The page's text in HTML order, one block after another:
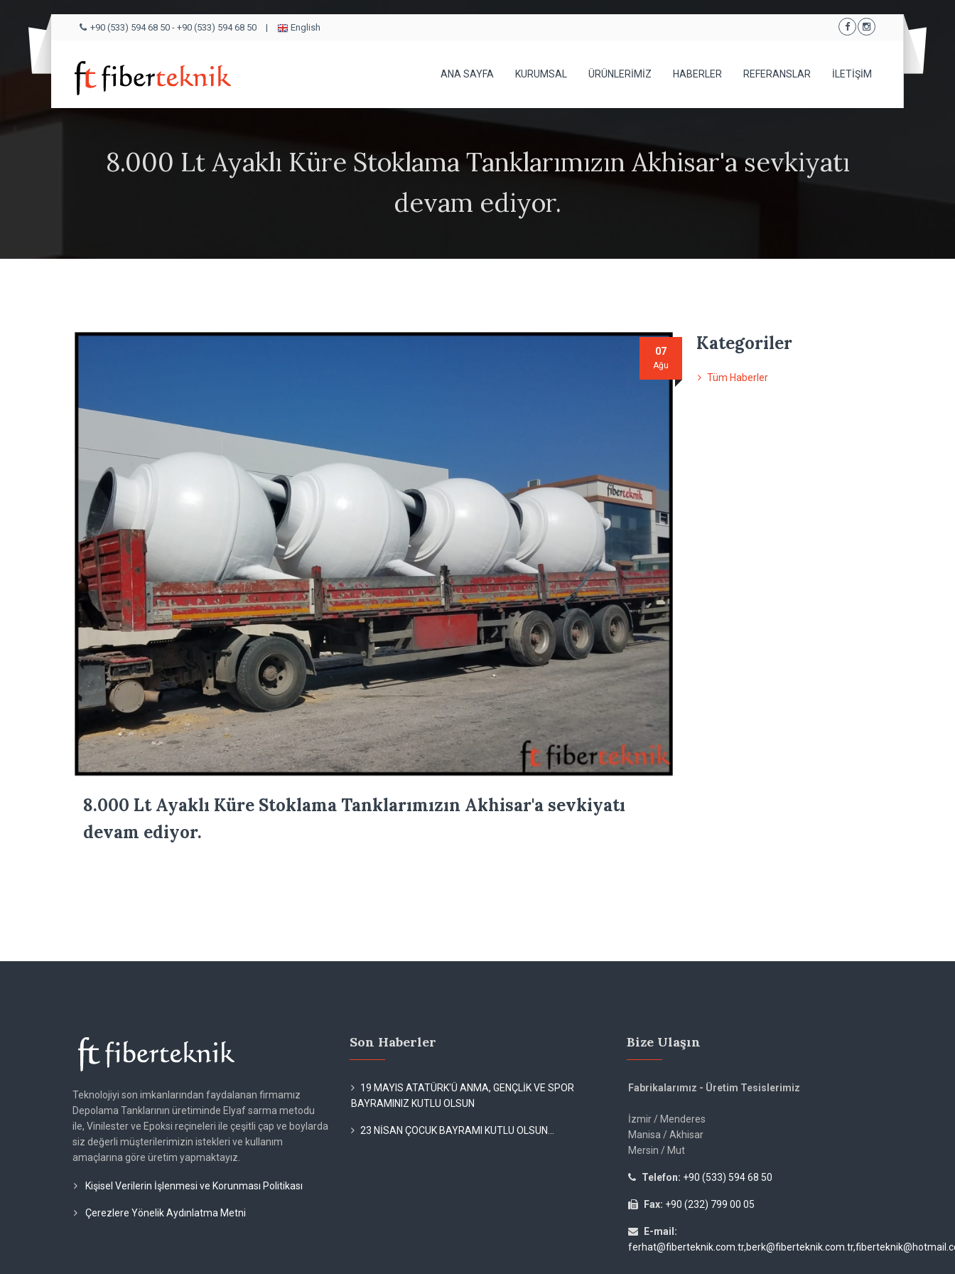
+90 (533) 594 68 50 - +90 (533) 594 68 50 | English
ANA SAYFA KURUMSAL ÜRÜNLERİMİZ HABERLER REFERANSLAR İLETİŞİM
8.000 Lt Ayaklı Küre Stoklama Tanklarımızın Akhisar'a sevkiyatı
devam ediyor.
07
Ağu
8.000 Lt Ayaklı Küre Stoklama Tanklarımızın Akhisar'a sevkiyatı
devam ediyor.
Kategoriler
Tüm Haberler
Teknolojiyi son imkanlarından faydalanan firmamız
Depolama Tanklarının üretiminde Elyaf sarma metodu
ile, Vinilester ve Epoksi reçineleri ile çeşitli çap ve boylarda
siz değerli müşterilerimizin istekleri ve kullanım
amaçlarına göre üretim yapmaktayız.
Kişisel Verilerin İşlenmesi ve Korunması Politikası
Çerezlere Yönelik Aydınlatma Metni
Son Haberler
19 MAYIS ATATÜRK'Ü ANMA, GENÇLİK VE SPOR
BAYRAMINIZ KUTLU OLSUN
23 NİSAN ÇOCUK BAYRAMI KUTLU OLSUN...
Bize Ulaşın
Fabrikalarımız - Üretim Tesislerimiz
İzmir / Menderes
Manisa / Akhisar
Mersin / Mut
Telefon: +90 (533) 594 68 50
Fax: +90 (232) 799 00 05
E-mail: